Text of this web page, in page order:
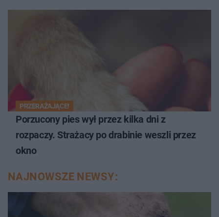
PRZERAŻAJĄCE!
Porzucony pies wył przez kilka dni z
rozpaczy. Strażacy po drabinie weszli przez
okno
NAJNOWSZE NEWSY: